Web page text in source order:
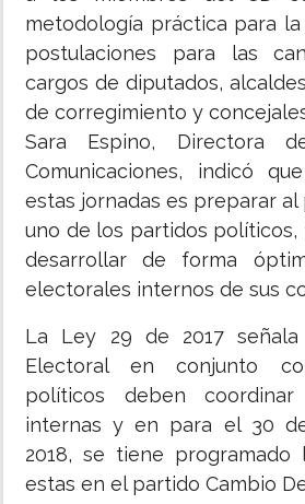
metodología práctica para
postulaciones para las
cargos de diputados,
de corregimiento y
Sara Espino, Directora
Comunicaciones, indicó
estas jornadas es preparar al
uno de los partidos políticos,
desarrollar de forma
electorales internos de sus
La Ley 29 de 2017
Electoral en conjunto
políticos deben coordinar
internas y en para el 30
2018, se tiene programado
estas en el partido Cambio